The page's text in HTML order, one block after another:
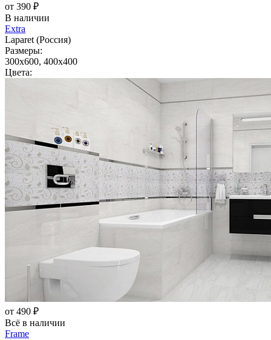
от 390 ₽
В наличии
Extra
Laparet (Россия)
Размеры:
300x600, 400x400
Цвета:
от 490 ₽
Всё в наличии
Frame